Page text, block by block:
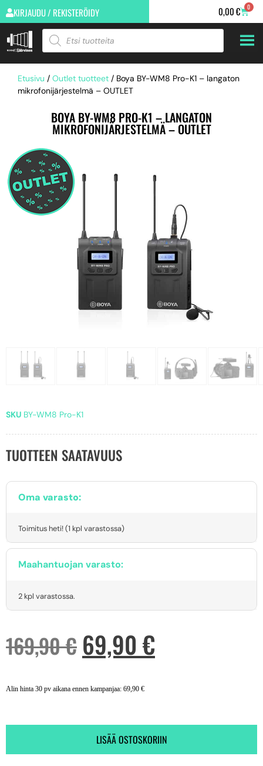
KIRJAUDU / REKISTERÖIDY 0,00€ 0
Etusivu / Outlet tuotteet / Boya BY-WM8 Pro-K1 – langaton
mikrofonijärjestelmä – OUTLET
BOYA BY-WM8 PRO-K1 – LANGATON
MIKROFONIJÄRJESTELMÄ – OUTLET
SKU BY-WM8 Pro-K1
TUOTTEEN SAATAVUUS
Oma varasto:
Toimitus heti! (1 kpl varastossa)
Maahantuojan varasto:
2 kpl varastossa.
169,90€ 69,90 €
Alin hinta 30 pv aikana ennen kampanjaa: 69,90 €
LISÄÄ OSTOSKORIIN